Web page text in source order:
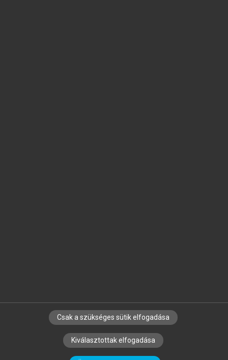
SZERZŐKNEK CÉGEKNEK KÖNYVTÁROSOKNAK
SZERKESZTÉSI ÉS LEKTORÁLÁSI ALAPELVEK
Csak a szükséges sütik elfogadása
Kiválasztottak elfogadása